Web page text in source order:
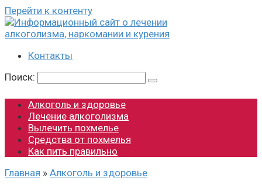
Перейти к контенту
Контакты
Поиск:
Алкоголь и здоровье
Лечение алкоголизма
Вылечить похмелье
Средства от похмелья
Как пить правильно
Главная » Алкоголь и здоровье